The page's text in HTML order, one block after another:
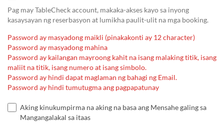
Pag may TableCheck account, makaka-akses kayo sa inyong
kasaysayan ng reserbasyon at lumikha paulit-ulit na mga booking.
Password ay masyadong maikli (pinakakonti ay 12 character)
Password ay masyadong mahina
Password ay kailangan mayroong kahit na isang malaking titik, isang
maliit na titik, isang numero at isang simbolo.
Password ay hindi dapat maglaman ng bahagi ng Email.
Password ay hindi tumutugma ang pagpapatunay
Aking kinukumpirma na aking na basa ang Mensahe galing sa
Mangangalakal sa itaas